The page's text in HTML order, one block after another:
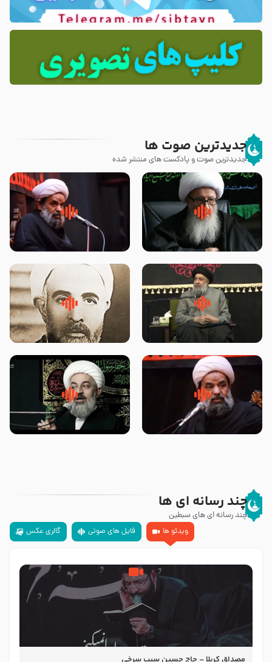
جدیدترین صوت ها
جدیدترین صوت و پادکست های منتشر شده
زوّار اربعین امام حسین (علیه
السلام) با این اشتیاق به زیارت
روضه جانسوز پاره های جگر امام
حسن مجتبی علیه السلام-حجت
لقب حضرت رقیه سلام الله علیها به
چه معناست – حجت الاسلام علوی
روضه‌ی مجلس یزید ملعون و
اسارت اهل‌بیت علیهم‌السلام –
محدث زاده
سلام جوانی که امام حسین علیه
السلام خودش جوابش را دادند
زیارتی که اسباب رزق زیاد و عمر
طولانی است حجت السلام حسین
چند رسانه ای ها
چند رسانه ای های سبطین
ویدئو ها
فایل های صوتی گالری عکس
مصداق کربلا – حاج حسین سیب سرخی